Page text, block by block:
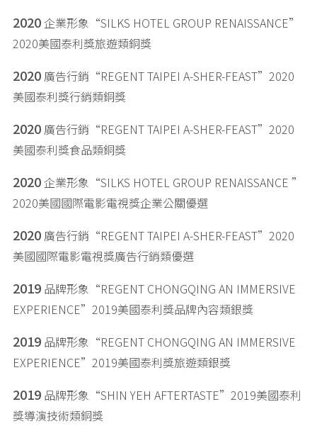
2020企業形象“SILKS HOTEL GROUP RENAISSANCE”
2020美國泰利獎旅遊類銅獎
2020 廣告行銷“REGENT TAIPEI A-SHER-FEAST”2020
美國泰利獎行銷類銅獎
2020 廣告行銷“REGENT TAIPEI A-SHER-FEAST”2020
美國泰利獎食品類銅獎
2020企業形象“SILKS HOTEL GROUP RENAISSANCE ”
2020美國國際電影電視獎企業公關優選
2020 廣告行銷“REGENT TAIPEI A-SHER-FEAST”2020
美國國際電影電視獎廣告行銷類優選
2019 品牌形象“REGENT CHONGQING AN IMMERSIVE
EXPERIENCE”2019美國泰利獎品牌內容類銀獎
2019 品牌形象“REGENT CHONGQING AN IMMERSIVE
EXPERIENCE”2019美國泰利獎旅遊類銀獎
2019 品牌形象“SHIN YEH AFTERTASTE”2019美國泰利
獎導演技術類銅獎